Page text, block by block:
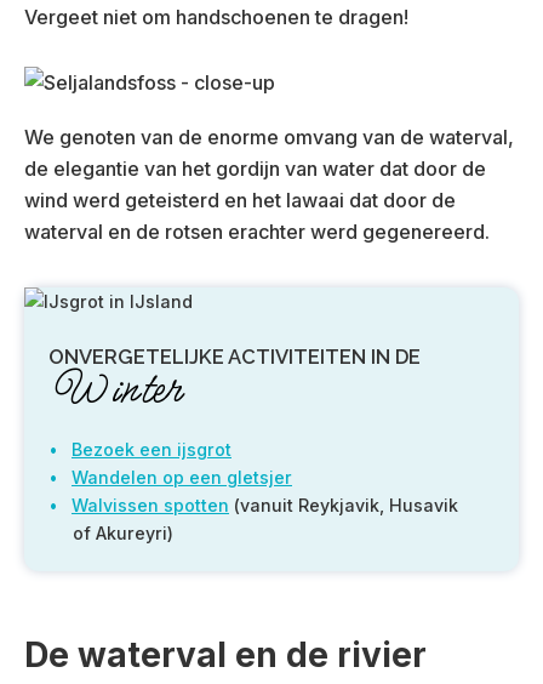
Vergeet niet om handschoenen te dragen!
We genoten van de enorme omvang van de waterval,
de elegantie van het gordijn van water dat door de
wind werd geteisterd en het lawaai dat door de
waterval en de rotsen erachter werd gegenereerd.
ONVERGETELIJKE ACTIVITEITEN IN DE
Winter
Bezoek een ijsgrot
Wandelen op een gletsjer
Walvissen spotten (vanuit Reykjavik, Husavik
of Akureyri)
De waterval en de rivier